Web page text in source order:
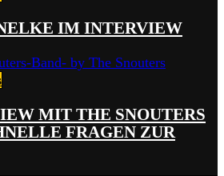
IM INTERVIEW
MIT THE SNOUTERS
FRAGEN ZUR